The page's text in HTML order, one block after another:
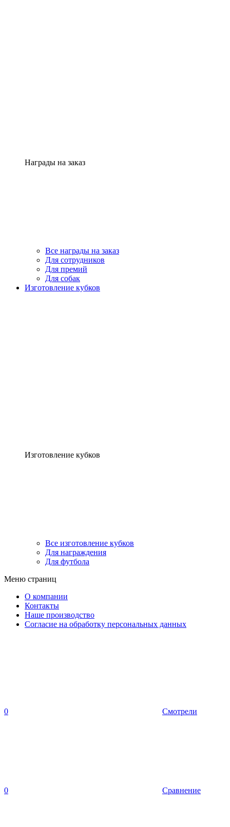
Награды на заказ
Все награды на заказ
Для сотрудников
Для премий
Для собак
Изготовление кубков
Изготовление кубков
Все изготовление кубков
Для награждения
Для футбола
Меню страниц
О компании
Контакты
Наше производство
Согласие на обработку персональных данных
0 Смотрели
0 Сравнение